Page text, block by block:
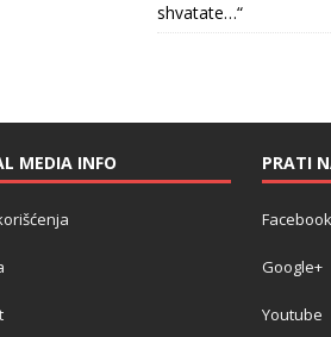
shvatate…“
MEDIA INFO PRATI
Facebook
Google+
Youtube